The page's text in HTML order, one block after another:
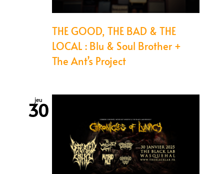
THE GOOD, THE BAD & THE
LOCAL : Blu & Soul Brother +
The Ant’s Project
jeu
30